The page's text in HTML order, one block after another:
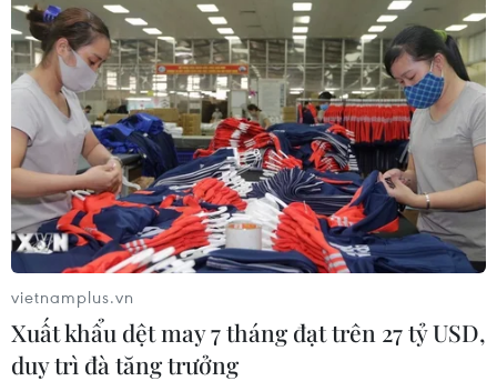
vietnamplus.vn
Xuất khẩu dệt may 7 tháng đạt trên 27 tỷ USD,
duy trì đà tăng trưởng